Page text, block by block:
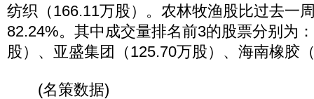
纺织（166.11万股）。农林牧渔股比过去一
82.24%。其中成交量排名前3的股票分别为
股）、亚盛集团（125.70万股）、海南橡胶
(名策数据)